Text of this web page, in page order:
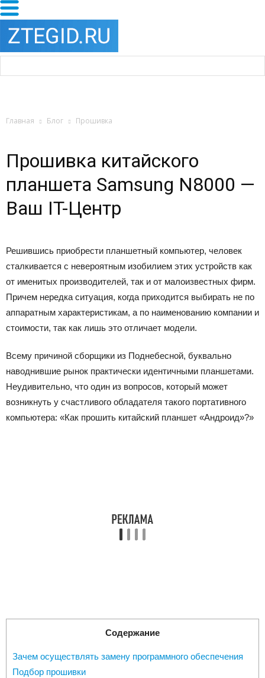
Главная Блог Прошивка
Прошивка китайского
планшета Samsung N8000 —
Ваш IT-Центр
Решившись приобрести планшетный компьютер, человек
сталкивается с невероятным изобилием этих устройств как
от именитых производителей, так и от малоизвестных фирм.
Причем нередка ситуация, когда приходится выбирать не по
аппаратным характеристикам, а по наименованию компании и
стоимости, так как лишь это отличает модели.
Всему причиной сборщики из Поднебесной, буквально
наводнившие рынок практически идентичными планшетами.
Неудивительно, что один из вопросов, который может
возникнуть у счастливого обладателя такого портативного
компьютера: «Как прошить китайский планшет «Андроид»?»
Содержание
Зачем осуществлять замену программного обеспечения
Подбор прошивки